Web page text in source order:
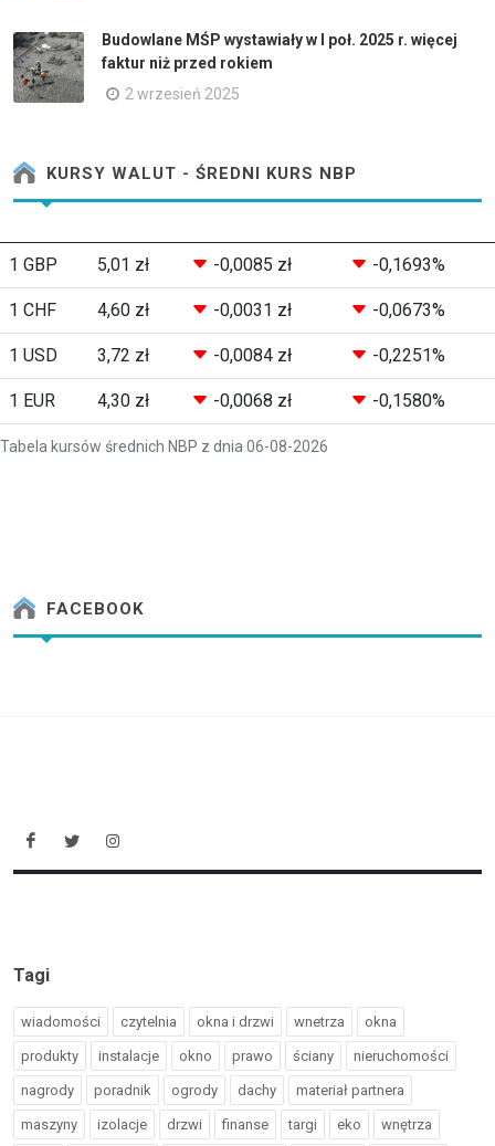
Budowlane MŚP wystawiały w I poł. 2025 r. więcej
faktur niż przed rokiem
2 wrzesień 2025
KURSY WALUT - ŚREDNI KURS NBP
Tabela kursów średnich NBP z dnia 06-08-2026
1 GBP 5,01 zł -0,0085 zł -0,1693%
1 CHF 4,60 zł -0,0031 zł -0,0673%
1 USD 3,72 zł -0,0084 zł -0,2251%
1 EUR 4,30 zł -0,0068 zł -0,1580%
FACEBOOK
Tagi
wiadomości czytelnia okna i drzwi wnetrza okna
produkty instalacje okno prawo ściany nieruchomości
nagrody poradnik ogrody dachy materiał partnera
maszyny izolacje drzwi finanse targi eko wnętrza